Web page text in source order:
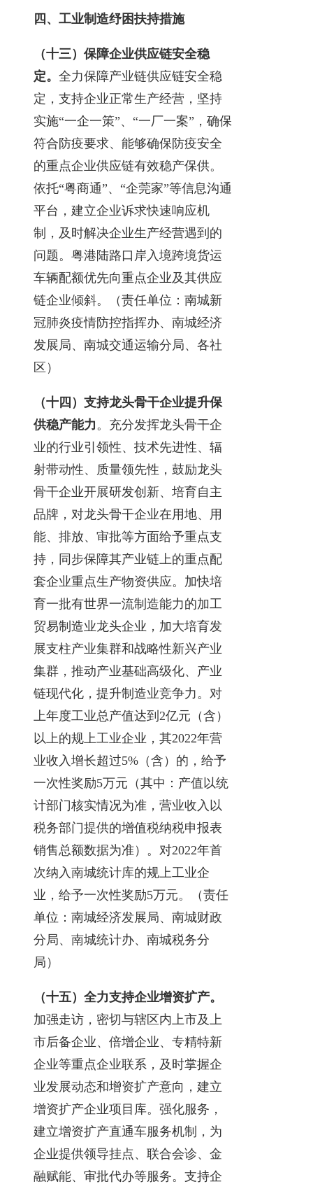
四、工业制造纾困扶持措施
（十三）保障企业供应链安全稳
定。 全力保障产业链供应链安全稳
定，支持企业正常生产经营，坚持
实施“一企一策”、“一厂一案”，确保
符合防疫要求、能够确保防疫安全
的重点企业供应链有效稳产保供。
依托“粤商通”、“企莞家”等信息沟通
平台，建立企业诉求快速响应机
制，及时解决企业生产经营遇到的
问题。粤港陆路口岸入境跨境货运
车辆配额优先向重点企业及其供应
链企业倾斜。（责任单位：南城新
冠肺炎疫情防控指挥办、南城经济
发展局、南城交通运输分局、各社
区）
（十四）支持龙头骨干企业提升保
供稳产能力 。充分发挥龙头骨干企
业的行业引领性、技术先进性、辐
射带动性、质量领先性，鼓励龙头
骨干企业开展研发创新、培育自主
品牌，对龙头骨干企业在用地、用
能、排放、审批等方面给予重点支
持，同步保障其产业链上的重点配
套企业重点生产物资供应。加快培
育一批有世界一流制造能力的加工
贸易制造业龙头企业，加大培育发
展支柱产业集群和战略性新兴产业
集群，推动产业基础高级化、产业
链现代化，提升制造业竞争力。对
上年度工业总产值达到2亿元（含）
以上的规上工业企业，其2022年营
业收入增长超过5%（含）的，给予
一次性奖励5万元（其中：产值以统
计部门核实情况为准，营业收入以
税务部门提供的增值税纳税申报表
销售总额数据为准）。对2022年首
次纳入南城统计库的规上工业企
业，给予一次性奖励5万元。（责任
单位：南城经济发展局、南城财政
分局、南城统计办、南城税务分
局）
（十五）全力支持企业增资扩产。
加强走访，密切与辖区内上市及上
市后备企业、倍增企业、专精特新
企业等重点企业联系，及时掌握企
业发展动态和增资扩产意向，建立
增资扩产企业项目库。强化服务，
建立增资扩产直通车服务机制，为
企业提供领导挂点、联合会诊、金
融赋能、审批代办等服务。支持企